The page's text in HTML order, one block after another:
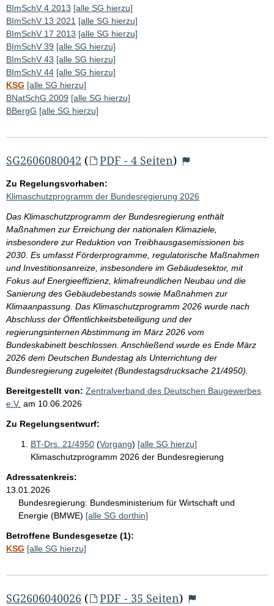
BImSchV 4 2013 [alle SG hierzu]
BImSchV 13 2021 [alle SG hierzu]
BImSchV 17 2013 [alle SG hierzu]
BImSchV 39 [alle SG hierzu]
BImSchV 43 [alle SG hierzu]
BImSchV 44 [alle SG hierzu]
KSG [alle SG hierzu]
BNatSchG 2009 [alle SG hierzu]
BBergG [alle SG hierzu]
SG2606080042 ( PDF - 4 Seiten)
Zu Regelungsvorhaben:
Klimaschutzprogramm der Bundesregierung 2026
Das Klimaschutzprogramm der Bundesregierung enthält
Maßnahmen zur Erreichung der nationalen Klimaziele,
insbesondere zur Reduktion von Treibhausgasemissionen bis
2030. Es umfasst Förderprogramme, regulatorische Maßnahmen
und Investitionsanreize, insbesondere im Gebäudesektor, mit
Fokus auf Energieeffizienz, klimafreundlichen Neubau und die
Sanierung des Gebäudebestands sowie Maßnahmen zur
Klimaanpassung. Das Klimaschutzprogramm 2026 wurde nach
Abschluss der Öffentlichkeitsbeteiligung und der
regierungsinternen Abstimmung im März 2026 vom
Bundeskabinett beschlossen. Anschließend wurde es Ende März
2026 dem Deutschen Bundestag als Unterrichtung der
Bundesregierung zugeleitet (Bundestagsdrucksache 21/4950).
Bereitgestellt von: Zentralverband des Deutschen Baugewerbes
e.V. am 10.06.2026
Zu Regelungsentwurf:
BT-Drs. 21/4950 (Vorgang) [alle SG hierzu]
Klimaschutzprogramm 2026 der Bundesregierung
Adressatenkreis:
13.01.2026
Bundesregierung: Bundesministerium für Wirtschaft und
Energie (BMWE) [alle SG dorthin]
Betroffene Bundesgesetze (1):
KSG [alle SG hierzu]
SG2606040026 ( PDF - 35 Seiten)